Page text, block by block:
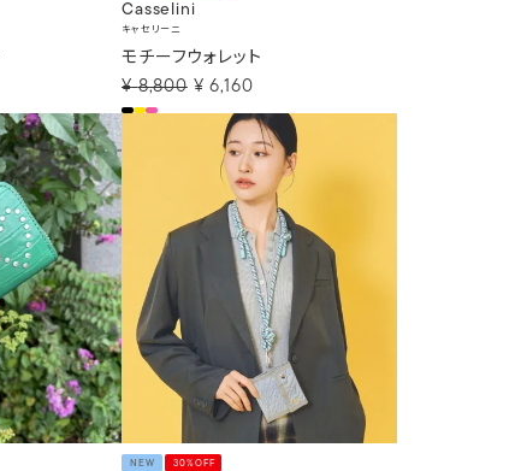
Casselini
キャセリーニ
モチーフウォレット
¥ 8,800 ¥ 6,160
NEW 30%OFF